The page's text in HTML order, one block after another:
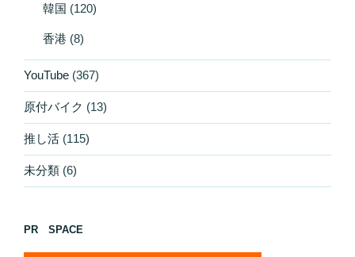
韓国 (120)
香港 (8)
YouTube (367)
原付バイク (13)
推し活 (115)
未分類 (6)
PR SPACE